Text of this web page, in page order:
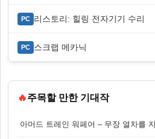
PC 리스토리: 힐링 전자기기 수리
PC 스크랩 메카닉
🔥주목할 만한 기대작